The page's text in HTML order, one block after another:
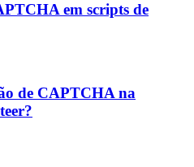
em scripts de
de CAPTCHA na